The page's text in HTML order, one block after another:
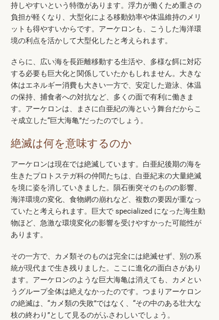
持しやすいという特徴があります。浮力が働くため重さの
負担が軽くなり、大型化による移動効率や体温維持のメリ
ットも得やすいからです。アーケロンも、こうした海洋環
境の利点を活かして大型化したと考えられます。
さらに、広い海を長距離移動する生活や、多様な餌に対応
する必要も巨大化と関係していたかもしれません。大きな
体はエネルギー消費も大きい一方で、安定した遊泳、体温
の保持、捕食者への対抗など、多くの面で有利に働きま
す。アーケロンは、まさに白亜紀の海という舞台だからこ
そ成立した“巨大海亀”だったのでしょう。
絶滅は何を意味するのか
アーケロンは現在では絶滅しています。白亜紀後期の海を
生きたプロトステガ科の仲間たちは、白亜紀末の大量絶滅
を境に姿を消していきました。隕石衝突そのものの影響、
海洋環境の変化、食物網の崩れなど、複数の要因が重なっ
ていたと考えられます。巨大で specialized になった海生動
物ほど、急激な環境変化の影響を受けやすかった可能性が
あります。
その一方で、カメ類そのものは完全には絶滅せず、別の系
統が現代まで生き残りました。ここに進化の面白さがあり
ます。アーケロンのような巨大海亀は消えても、カメとい
うグループ全体は絶えなかったのです。つまりアーケロン
の絶滅は、“カメ類の失敗”ではなく、“その中のある壮大な
枝の終わり”として見るのがふさわしいでしょう。